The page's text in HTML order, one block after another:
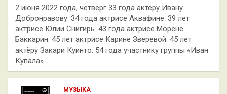
2 июня 2022 года, четверг 33 года актёру Ивану
Добронравову. 34 года актрисе Аквафине. 39 лет
актрисе Юлии Снигирь. 43 года актрисе Морене
Баккарин. 45 лет актрисе Карине Зверевой. 45 лет
актёру Закари Куинто. 54 года участнику группы «Иван
Купала»…
МУЗЫКА